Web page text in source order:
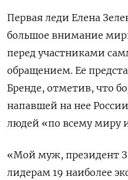
Первая леди Елена
большое внимание
перед участниками
обращением. Ее
Бренде, отметив, что
напавшей на нее
людей «по всему миру
«Мой муж, президент
лидерам 19 наиболее